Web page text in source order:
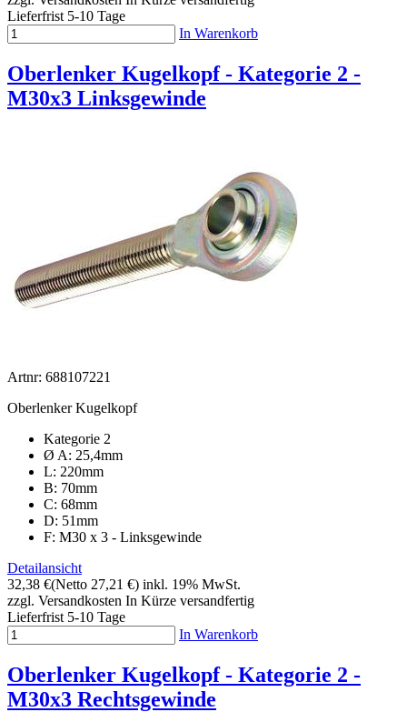
Lieferfrist 5-10 Tage
In Warenkorb
Oberlenker Kugelkopf - Kategorie 2 -
M30x3 Linksgewinde
Artnr: 688107221
Oberlenker Kugelkopf
Kategorie 2
Ø A: 25,4mm
L: 220mm
B: 70mm
C: 68mm
D: 51mm
F: M30 x 3 - Linksgewinde
Detailansicht
32,38 €(Netto 27,21 €) inkl. 19% MwSt.
zzgl. Versandkosten In Kürze versandfertig
Lieferfrist 5-10 Tage
In Warenkorb
Oberlenker Kugelkopf - Kategorie 2 -
M30x3 Rechtsgewinde